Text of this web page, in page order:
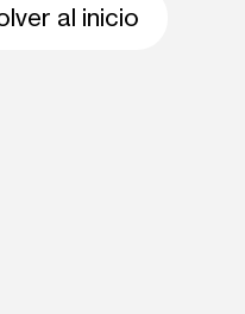
al inicio